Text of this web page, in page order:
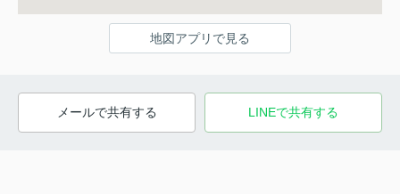
地図アプリで見る
メールで共有する LINEで共有する